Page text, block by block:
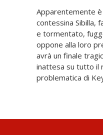
Apparentemente
contessina Sibilla,
e tormentato,
oppone alla loro
avrà un finale
inattesa su tutto il
problematica di
abitanti del «castello»:
di
confortevole del
di richiami ma,
qualcuno di loro
propria classe non